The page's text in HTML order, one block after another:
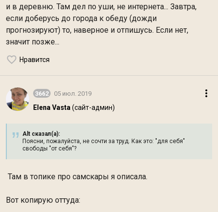
и в деревню. Там дел по уши, не интернета... Завтра,
если доберусь до города к обеду (дожди
прогнозируют) то, наверное и отпишусь. Если нет,
значит позже...
Нравится
3662 05 июл. 2019
Elena Vasta (сайт-админ)
Alt сказал(а):
Поясни, пожалуйста, не сочти за труд. Как это: "для себя"
свободы "от себя"?
Там в топике про самскары я описала.
Вот копирую оттуда: